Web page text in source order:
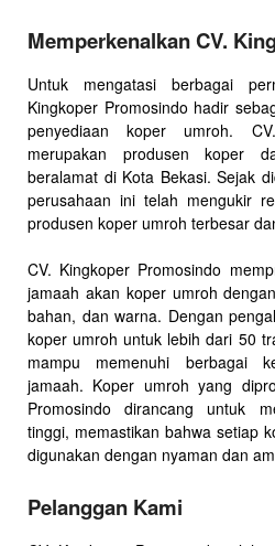
Memperkenalkan CV.
Untuk mengatasi berbagai
Kingkoper Promosindo hadir
penyediaan koper umroh.
merupakan produsen koper
beralamat di Kota Bekasi. Sejak
perusahaan ini telah mengukir
produsen koper umroh terbesar
CV. Kingkoper Promosindo
jamaah akan koper umroh
bahan, dan warna. Dengan
koper umroh untuk lebih dari 50
mampu memenuhi berbagai
jamaah. Koper umroh yang
Promosindo dirancang untuk
tinggi, memastikan bahwa setiap
digunakan dengan nyaman dan
Pelanggan Kami